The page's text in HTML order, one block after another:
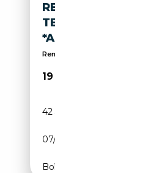
RENAULT
TECHNO
Renault
19 900€
42 300 km
07/2022
Boîte manuelle